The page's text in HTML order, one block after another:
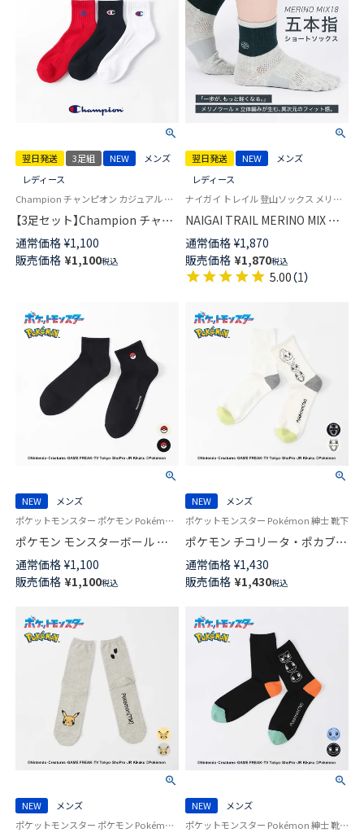
翌日発送 3足組 NEW
メンズ
レディース
Champion チャンピオン カジュアル 女性 男性 靴下
【3足セット】Champion チャン
ピオン Cマークロゴ 消臭糸使用
足底パイル アーチサポート シ
ョート丈 ソックス メンズ レデ
通常価格 ¥1,100
販売価格 ¥1,100税込
翌日発送 NEW
メンズ
レディース
ナイガイ トレイル 登山ソックス メリノウール混 送料無料 ユニセックス
NAIGAI TRAIL MERINO MIX メ
リノウール18％ 5本指 スポーツ
ソックス アーチフィットサポー
ト メッシュ＆足底滑り止め付
ショート丈 メンズ レディース
通常価格 ¥1,870
販売価格 ¥1,870税込
5.00（1）
NEW
メンズ
ポケットモンスター ポケモン Pokémon 紳士 靴下 男性
ポケモン モンスターボール ワ
ンポイント ショート丈 カジュ
アル ソックス メンズ 02432202
通常価格 ¥1,100
販売価格 ¥1,100税込
NEW
メンズ
ポケットモンスター Pokémon 紳士 靴下
ポケモン チコリータ・ポカブ・
ワニノコ プリント クルー丈 カ
ジュアル ソックス メンズ
02432113
通常価格 ¥1,430
販売価格 ¥1,430税込
NEW
メンズ
ポケットモンスター ポケモン Pokémon 紳士 靴下 男性
NEW
メンズ
ポケットモンスター Pokémon 紳士 靴下 男性